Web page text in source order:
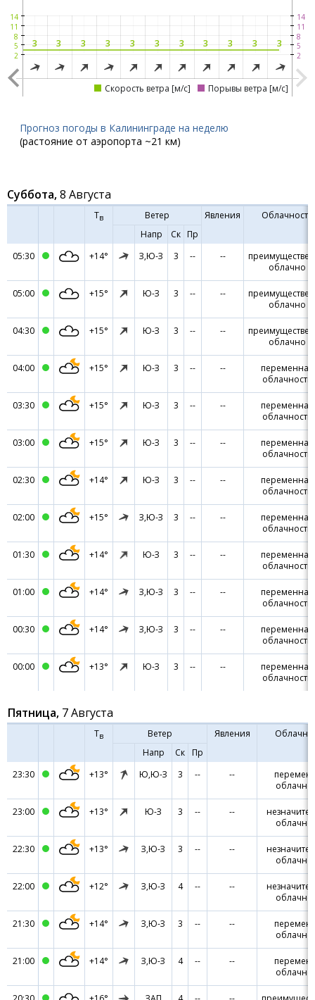
3 3 3 3 3 3 3 3 3 3 3
14
11
8
5
2
14
11
8
5
2
Порывы ветра [м/с]
Скорость ветра [м/с]
Прогноз погоды в Калининграде на неделю
(растояние от аэропорта ~21 км)
Суббота,8 Августа
Тв Ветер Явления
Облачность
Напр
Ск Пр
05:30
+14° З,Ю-З 3 -- --
облачно
05:00 +15° Ю-З 3 -- --
облачно
04:30 +15° Ю-З 3 -- --
облачно
04:00 +15° Ю-З 3 -- --
переменная
облачность
03:30 +15° Ю-З 3 -- --
переменная
облачность
03:00 +15° Ю-З 3 -- --
переменная
облачность
02:30 +14° Ю-З 3 -- --
переменная
облачность
02:00 +15° З,Ю-З 3 -- --
переменная
облачность
01:30 +14° Ю-З 3 -- --
переменная
облачность
01:00 +14° З,Ю-З 3 -- --
переменная
облачность
00:30 +14° З,Ю-З 3 -- --
переменная
облачность
00:00 +13° Ю-З 3 -- --
переменная
облачность
Пятница, 7 Августа
Тв Ветер Явления
Напр
Ск Пр
23:30
+13° Ю,Ю-З 3 -- --
23:00 +13° Ю-З 3 -- --
22:30 +13° З,Ю-З 3 -- --
22:00 +12° З,Ю-З 4 -- --
21:30 +14° З,Ю-З 3 -- --
21:00 +14° З,Ю-З 4 -- --